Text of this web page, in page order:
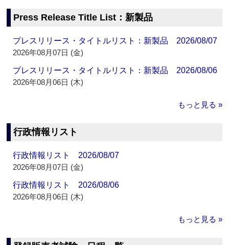
Press Release Title List：新製品
プレスリリース・タイトルリスト：新製品 2026/08/07
2026年08月07日 (金)
プレスリリース・タイトルリスト：新製品 2026/08/06
2026年08月06日 (木)
もっと見る »
行政情報リスト
行政情報リスト 2026/08/07
2026年08月07日 (金)
行政情報リスト 2026/08/06
2026年08月06日 (木)
もっと見る »